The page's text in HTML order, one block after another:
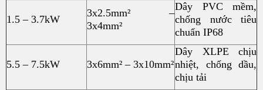
1.5 – 3.7kW
3x2.5mm² –
3x4mm²
Dây PVC mềm,
chống nước tiêu
chuẩn IP68
5.5 – 7.5kW 3x6mm² – 3x10mm²
Dây XLPE chịu
nhiệt, chống dầu,
chịu tải